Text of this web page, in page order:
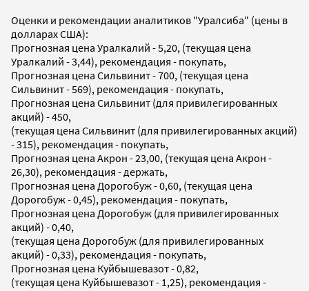
Оценки и рекомендации аналитиков "Уралсиба" (цены в
долларах США):
Прогнозная цена Уралкалий - 5,20, (текущая цена
Уралкалий - 3,44), рекомендация - покупать,
Прогнозная цена Сильвинит - 700, (текущая цена
Сильвинит - 569), рекомендация - покупать,
Прогнозная цена Сильвинит (для привилегированных
акций) - 450,
(текущая цена Сильвинит (для привилегированных акций)
- 315), рекомендация - покупать,
Прогнозная цена Акрон - 23,00, (текущая цена Акрон -
26,30), рекомендация - держать,
Прогнозная цена Дорогобуж - 0,60, (текущая цена
Дорогобуж - 0,45), рекомендация - покупать,
Прогнозная цена Дорогобуж (для привилегированных
акций) - 0,40,
(текущая цена Дорогобуж (для привилегированных
акций) - 0,33), рекомендация - покупать,
Прогнозная цена Куйбышевазот - 0,82,
(текущая цена Куйбышевазот - 1,25), рекомендация -